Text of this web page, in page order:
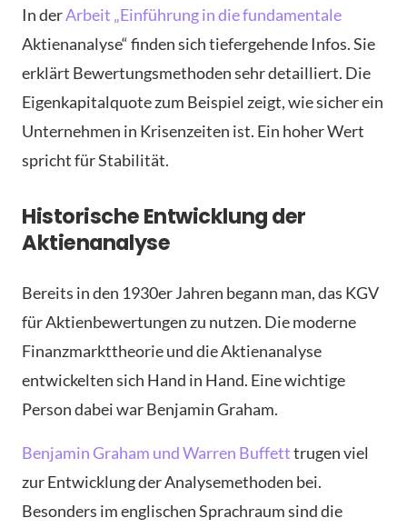
In derArbeit „Einführung in die fundamentale
Aktienanalyse“ finden sich tiefergehende Infos. Sie
erklärt Bewertungsmethoden sehr detailliert. Die
Eigenkapitalquote zum Beispiel zeigt, wie sicher ein
Unternehmen in Krisenzeiten ist. Ein hoher Wert
spricht für Stabilität.
Historische Entwicklung der
Aktienanalyse
Bereits in den 1930er Jahren begann man, das KGV
für Aktienbewertungen zu nutzen. Die moderne
Finanzmarkttheorie und die Aktienanalyse
entwickelten sich Hand in Hand. Eine wichtige
Person dabei war Benjamin Graham.
Benjamin Graham und Warren Buffetttrugen viel
zur Entwicklung der Analysemethoden bei.
Besonders im englischen Sprachraum sind die